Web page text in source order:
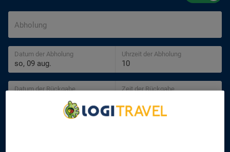
Abholung
Datum der Abholung Uhrzeit der Abholung
Datum der Rückgabe Zeit der Rückgabe